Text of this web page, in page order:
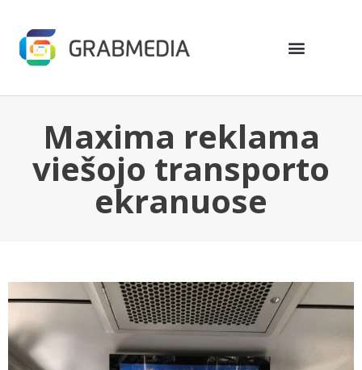
Maxima reklama
viešojo transporto
ekranuose